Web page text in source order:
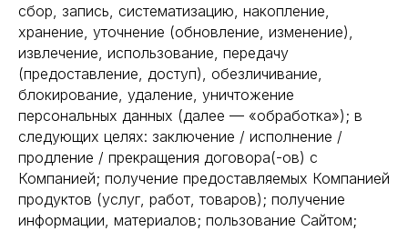
сбор, запись, систематизацию, накопление,
хранение, уточнение (обновление, изменение),
извлечение, использование, передачу
(предоставление, доступ), обезличивание,
блокирование, удаление, уничтожение
персональных данных (далее — «обработка»); в
следующих целях: заключение / исполнение /
продление / прекращения договора(-ов) с
Компанией; получение предоставляемых Компанией
продуктов (услуг, работ, товаров); получение
информации, материалов; пользование Сайтом;